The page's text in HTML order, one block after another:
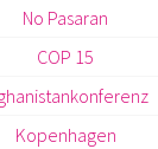
No Pasaran
COP 15
Kopenhagen